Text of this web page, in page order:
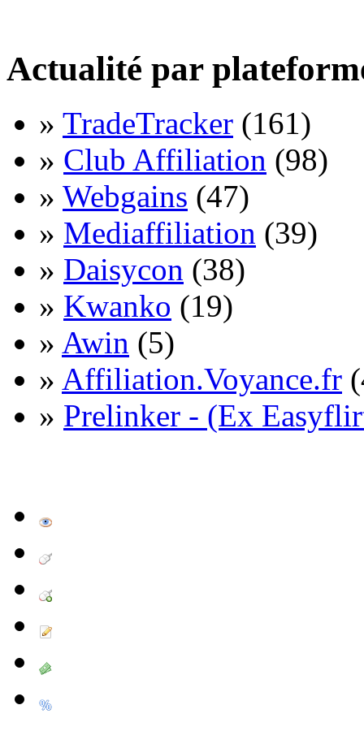
Actualité par
» TradeTracker (161)
» Club Affiliation (98)
» Webgains (47)
» Mediaffiliation (39)
» Daisycon (38)
» Kwanko (19)
» Awin (5)
» Affiliation.Voyance.fr
» Prelinker - (Ex